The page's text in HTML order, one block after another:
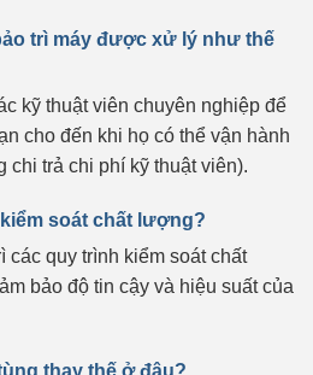
trì máy được xử lý như thế
kỹ thuật viên chuyên nghiệp để
cho đến khi họ có thể vận hành
chi trả chi phí kỹ thuật viên).
soát chất lượng?
các quy trình kiểm soát chất
bảo độ tin cậy và hiệu suất của
thay thế ở đâu?